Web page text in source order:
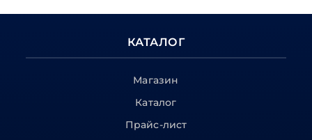
КАТАЛОГ
Магазин
Каталог
Прайс-лист